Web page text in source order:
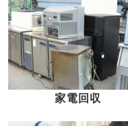
家電回収